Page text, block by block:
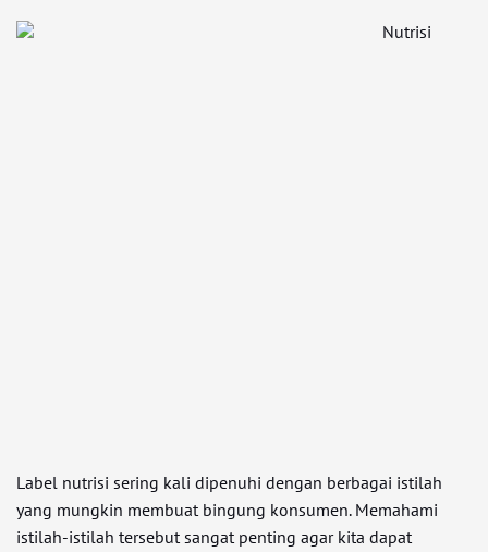
Label nutrisi sering kali dipenuhi dengan berbagai istilah
yang mungkin membuat bingung konsumen. Memahami
istilah-istilah tersebut sangat penting agar kita dapat